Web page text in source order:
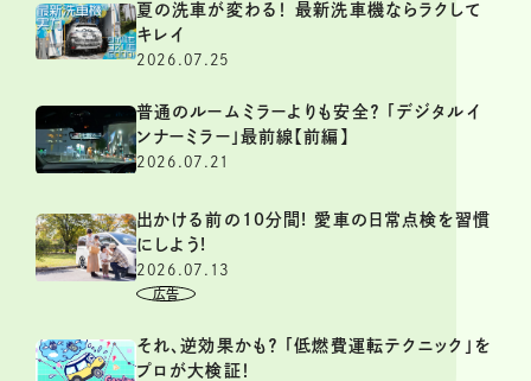
夏の洗車が変わる！ 最新洗車機ならラクして
キレイ
2026.07.25
普通のルームミラーよりも安全？ 「デジタルイ
ンナーミラー」最前線【前編】
2026.07.21
出かける前の10分間! 愛車の日常点検を習慣
にしよう!
2026.07.13
それ、逆効果かも？ 「低燃費運転テクニック」を
プロが大検証！